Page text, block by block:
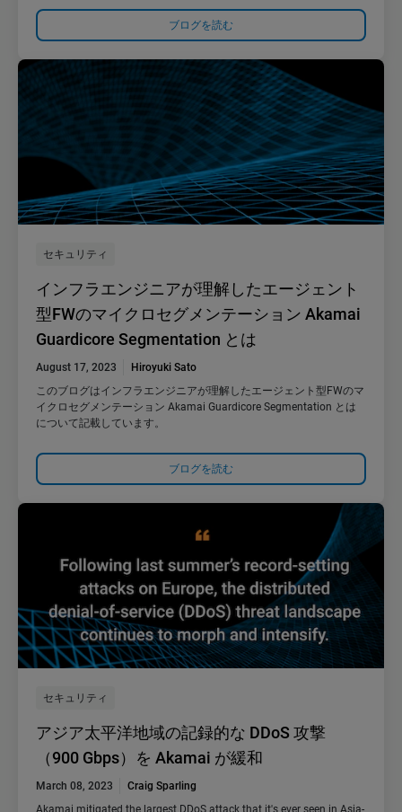
ブログを読む
セキュリティ
インフラエンジニアが理解したエージェント
型FWのマイクロセグメンテーション Akamai
Guardicore Segmentation とは
August 17, 2023
Hiroyuki Sato
このブログはインフラエンジニアが理解したエージェント型FWのマ
イクロセグメンテーション Akamai Guardicore Segmentation とは
について記載しています。
ブログを読む
セキュリティ
アジア太平洋地域の記録的な DDoS 攻撃
（900 Gbps）を Akamai が緩和
March 08, 2023
Craig Sparling
Akamai mitigated the largest DDoS attack that it's ever seen in Asia-